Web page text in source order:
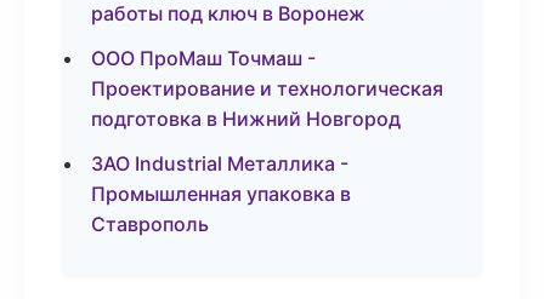
работы под ключ в Воронеж
ООО ПроМаш Точмаш -
Проектирование и технологическая
подготовка в Нижний Новгород
ЗАО Industrial Металлика -
Промышленная упаковка в
Ставрополь